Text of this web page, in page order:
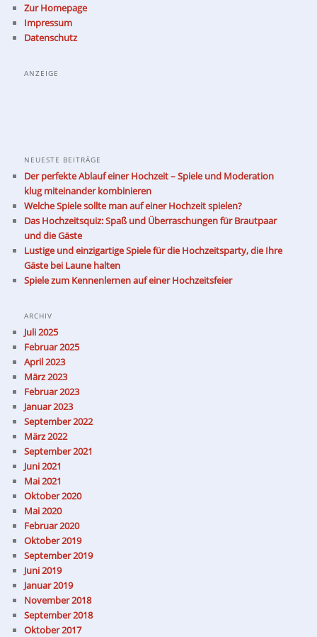
Zur Homepage
Impressum
Datenschutz
ANZEIGE
NEUESTE BEITRÄGE
Der perfekte Ablauf einer Hochzeit – Spiele und Moderation
klug miteinander kombinieren
Welche Spiele sollte man auf einer Hochzeit spielen?
Das Hochzeitsquiz: Spaß und Überraschungen für Brautpaar
und die Gäste
Lustige und einzigartige Spiele für die Hochzeitsparty, die Ihre
Gäste bei Laune halten
Spiele zum Kennenlernen auf einer Hochzeitsfeier
ARCHIV
Juli 2025
Februar 2025
April 2023
März 2023
Februar 2023
Januar 2023
September 2022
März 2022
September 2021
Juni 2021
Mai 2021
Oktober 2020
Mai 2020
Februar 2020
Oktober 2019
September 2019
Juni 2019
Januar 2019
November 2018
September 2018
Oktober 2017